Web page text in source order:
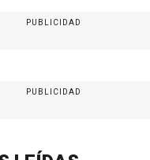
PUBLICIDAD
PUBLICIDAD